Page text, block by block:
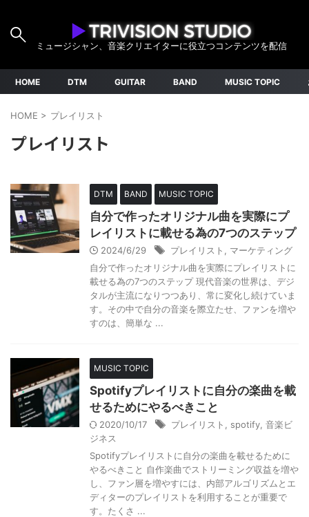
ミュージシャン、音楽クリエイターに役立つコンテンツを配信
HOME DTM GUITAR BAND MUSIC TOPIC
HOME > プレイリスト
プレイリスト
DTM BAND MUSIC TOPIC
自分で作ったオリジナル曲を実際にプ
レイリストに載せる為の7つのステップ
2024/6/29 プレイリスト
マーケティング
自分で作ったオリジナル曲を実際にプレイリストに
載せる為の7つのステップ 現代音楽の世界は、デジ
タルが主流になりつつあり、常に変化し続けていま
す。その中で自分の音楽を際立たせ、ファンを増や
すのは、簡単な ...
MUSIC TOPIC
Spotifyプレイリストに自分の楽曲を載
せるためにやるべきこと
2020/10/17 プレイリスト spotify 音楽ビ
ジネス
Spotifyプレイリストに自分の楽曲を載せるために
やるべきこと 自作楽曲でストリーミング収益を増や
し、ファン層を増やすには、内部アルゴリズムとエ
ディターのプレイリストを利用することが重要で
す。たくさ ...